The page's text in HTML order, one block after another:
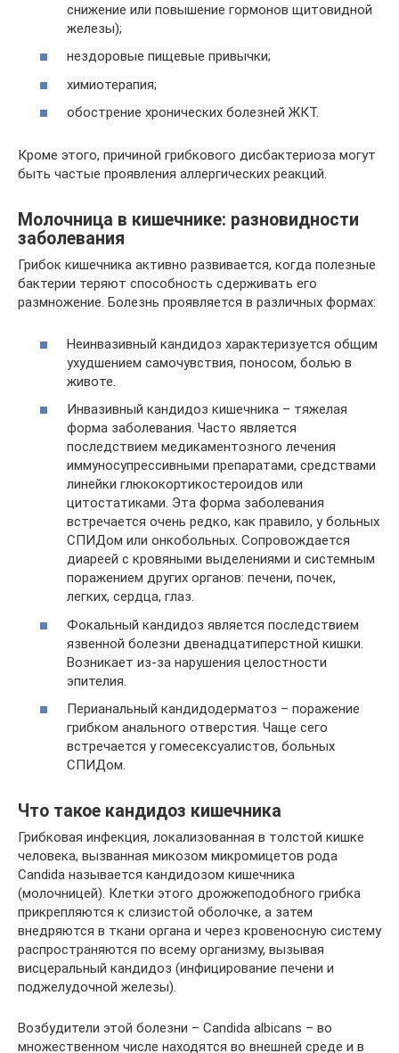
снижение или повышение гормонов щитовидной
железы);
нездоровые пищевые привычки;
химиотерапия;
обострение хронических болезней ЖКТ.
Кроме этого, причиной грибкового дисбактериоза могут
быть частые проявления аллергических реакций.
Молочница в кишечнике: разновидности
заболевания
Грибок кишечника активно развивается, когда полезные
бактерии теряют способность сдерживать его
размножение. Болезнь проявляется в различных формах:
Неинвазивный кандидоз характеризуется общим
ухудшением самочувствия, поносом, болью в
животе.
Инвазивный кандидоз кишечника – тяжелая
форма заболевания. Часто является
последствием медикаментозного лечения
иммуносупрессивными препаратами, средствами
линейки глюкокортикостероидов или
цитостатиками. Эта форма заболевания
встречается очень редко, как правило, у больных
СПИДом или онкобольных. Сопровождается
диареей с кровяными выделениями и системным
поражением других органов: печени, почек,
легких, сердца, глаз.
Фокальный кандидоз является последствием
язвенной болезни двенадцатиперстной кишки.
Возникает из-за нарушения целостности
эпителия.
Перианальный кандидодерматоз – поражение
грибком анального отверстия. Чаще сего
встречается у гомесексуалистов, больных
СПИДом.
Что такое кандидоз кишечника
Грибковая инфекция, локализованная в толстой кишке
человека, вызванная микозом микромицетов рода
Candida называется кандидозом кишечника
(молочницей). Клетки этого дрожжеподобного грибка
прикрепляются к слизистой оболочке, а затем
внедряются в ткани органа и через кровеносную систему
распространяются по всему организму, вызывая
висцеральный кандидоз (инфицирование печени и
поджелудочной железы).
Возбудители этой болезни – Candida albicans – во
множественном числе находятся во внешней среде и в